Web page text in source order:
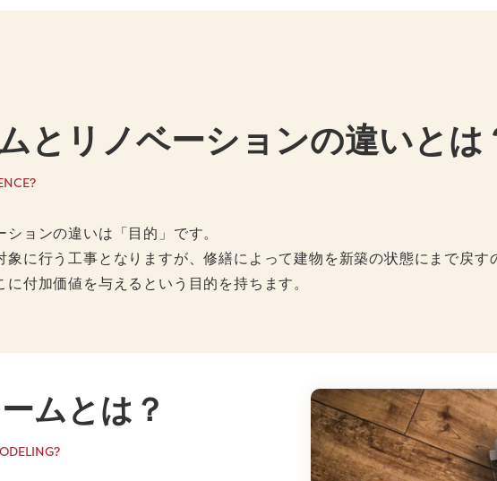
とリノベーションの違いとは
ョンの違いは「目的」です。
象に行う工事となりますが、修繕によって建物を新築の状態にまで戻す
付加価値を与えるという目的を持ちます。
ムとは？